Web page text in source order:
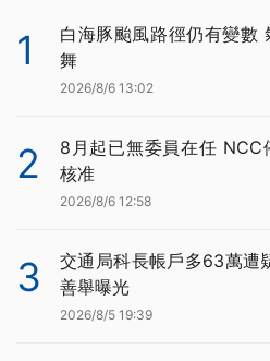
1
白海豚颱風路徑仍有變數
舞
2026/8/6 13:02
2
8月起已無委員在任 NCC
核准
2026/8/6 12:58
3
交通局科長帳戶多63萬遭
善舉曝光
2026/8/5 19:39